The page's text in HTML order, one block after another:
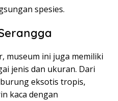
spesies.
museum ini juga memiliki
jenis dan ukuran. Dari
eksotis tropis,
kaca dengan